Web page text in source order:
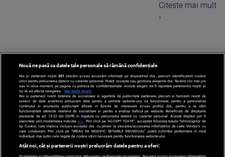
Citeste mai mult
›
1
Nouă ne pasă ca datele tale personale să rămână confidențiale
Noi și partenerii noștri 201 stocăm și/sau accesăm informații pe dispozitivul dvs., precum identificatorii cookie
unici pentru prelucrarea datelor cu caracter personal. Puteți accepta sau gestiona alegerile dvs. făcând clic mai jos
sau în orice moment, pe pagina cu politica de confidențialitate. Aceste alegeri vor fi raportate partenerilor noștri și
nu vă vor afecta navigarea.
Mai multe detalii
Noi si partenerii nostri (retelele de socializare si agentiile de publicitate partenere, precum si furnizorii nostri de
servicii de date analitice) prelucram date pentru a permite website-ului sa functioneze, pentru a personaliza
continutul si anunturile publicitare afisate in functie de interesele si/sau profilul dvs., pentru a va oferi
functionalitati aferente retelelor de socializare si pentru a analiza traficul pe website. Beneficiati de drepturile
prevazute de art. 15-22 din GDPR in legatura cu prelucrarea datelor cu caracter personal. Aceste drepturi pot fi
exercitate prin modalitatea indicataaici . Prin click pe “ACCEPT TOATE”, acceptati folosirea tuturor Tehnologiilor de
tip Cookie, care implica inclusiv acceptul dvs. cu privire la stocarea/accesarea informatiilor de catre Vendor-ii cu
care colaboram. Prin click pe “VREAU SA MODIFIC SETARILE INDIVIDUAL” puteti schimba preferintele in mod
individual, mai putin cele legate de cookie strict necesare pentru functionarea website-ului.
Atât noi, cât și partenerii noștri prelucrăm datele pentru a oferi: